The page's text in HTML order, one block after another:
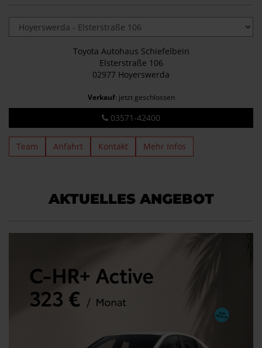
Toyota Autohaus Schiefelbein
Elsterstraße 106
02977 Hoyerswerda
Verkauf: jetzt geschlossen
03571-42400
Team Anfahrt Kontakt Mehr Infos
AKTUELLES ANGEBOT